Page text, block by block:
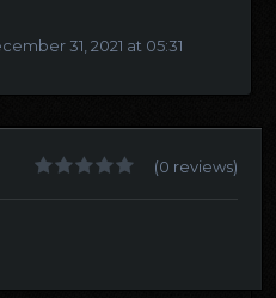
31, 2021 at 05:31
(0 reviews)